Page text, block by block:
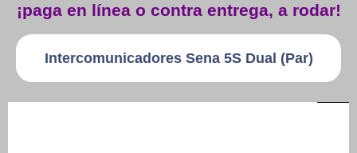
¡paga en línea o contra entrega, a rodar!
Intercomunicadores Sena 5S Dual (Par)